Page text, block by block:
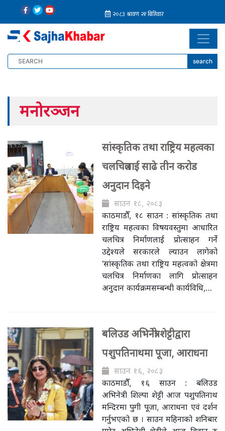
search
मनोरञ्जन
सांस्कृतिक तथा राष्ट्रिय महत्वका
चलचित्रलाई साढे तीन करोड
अनुदान दिइने
साउन १८, २०८३
काठमाडौँ, १८ साउन : सांस्कृतिक तथा
राष्ट्रिय महत्वका विषयवस्तुमा आधारित
चलचित्र निर्माणलाई प्रोत्साहन गर्ने
उद्देश्यले सरकारले ल्याउन लागेको
‘सांस्कृतिक तथा राष्ट्रिय महत्वको क्षेत्रमा
चलचित्र निर्माणका लागि प्रोत्साहन
अनुदान कार्यक्रमसम्बन्धी कार्यविधि,…
बलिउड अभिनेत्री शेट्टीद्वारा
पशुपतिनाथमा पूजा, आराधना
साउन १६, २०८३
काठमाडौँ, १६ साउन : बलिउड
अभिनेत्री शिल्पा शेट्टी आज पशुपतिनाथ
मन्दिरमा पुगी पूजा, आराधना एवं दर्शन
गर्नुभएको छ । साउन महिनाको शनिबार